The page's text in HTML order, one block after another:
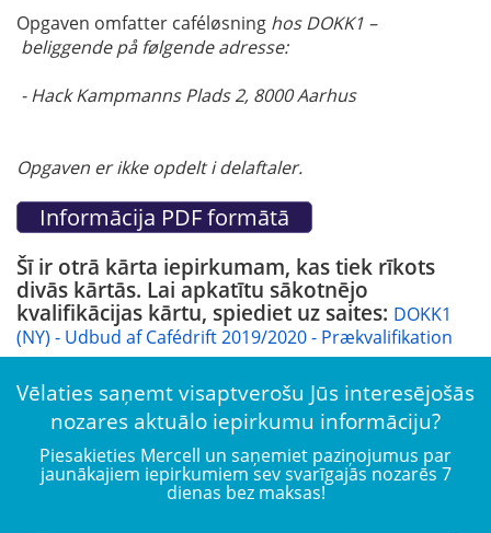
Opgaven omfatter caféløsning hos DOKK1 –
beliggende på følgende adresse:
- Hack Kampmanns Plads 2, 8000 Aarhus
Opgaven er ikke opdelt i delaftaler.
Šī ir otrā kārta iepirkumam, kas tiek rīkots
divās kārtās. Lai apkatītu sākotnējo
kvalifikācijas kārtu, spiediet uz saites: DOKK1
(NY) - Udbud af Cafédrift 2019/2020 - Prækvalifikation
Vēlaties saņemt visaptverošu Jūs interesējošās
nozares aktuālo iepirkumu informāciju?
Piesakieties Mercell un saņemiet paziņojumus par
jaunākajiem iepirkumiem sev svarīgajās nozarēs 7
dienas bez maksas!